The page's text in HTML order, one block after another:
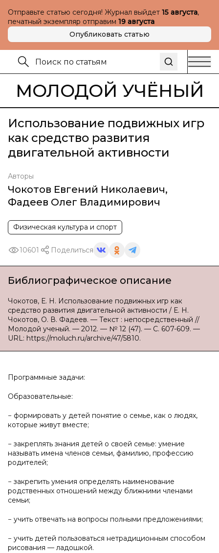
Отправьте статью сегодня! Журнал выйдет 15 августа,
печатный экземпляр отправим 19 августа
Опубликовать статью
МОЛОДОЙ УЧЁНЫЙ
Использование подвижных игр
как средство развития
двигательной активности
Авторы
Чокотов Евгений Николаевич,
Фадеев Олег Владимирович
Физическая культура и спорт
10601 Поделиться
Библиографическое описание
Чокотов, Е. Н. Использование подвижных игр как
средство развития двигательной активности / Е. Н.
Чокотов, О. В. Фадеев. — Текст : непосредственный //
Молодой ученый. — 2012. — № 12 (47). — С. 607-609. —
URL: https://moluch.ru/archive/47/5810.
Программные задачи:
Образовательные:
− формировать у детей понятие о семье, как о людях,
которые живут вместе;
− закреплять знания детей о своей семье: умение
называть имена членов семьи, фамилию, профессию
родителей;
− закрепить умения определять наименование
родственных отношений между ближними членами
семьи;
− учить отвечать на вопросы полными предложениями;
− учить детей пользоваться нетрадиционным способом
рисования — ладошкой.